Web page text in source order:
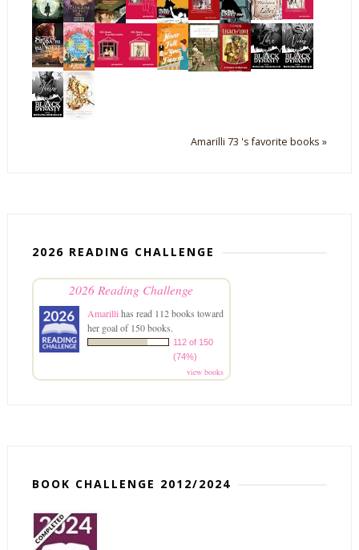
Amarilli 73 's favorite books »
2026 READING CHALLENGE
2026 Reading Challenge
Amarillihas read 112 books toward
her goal of 150 books.
112 of 150
(74%)
view books
BOOK CHALLENGE 2012/2024